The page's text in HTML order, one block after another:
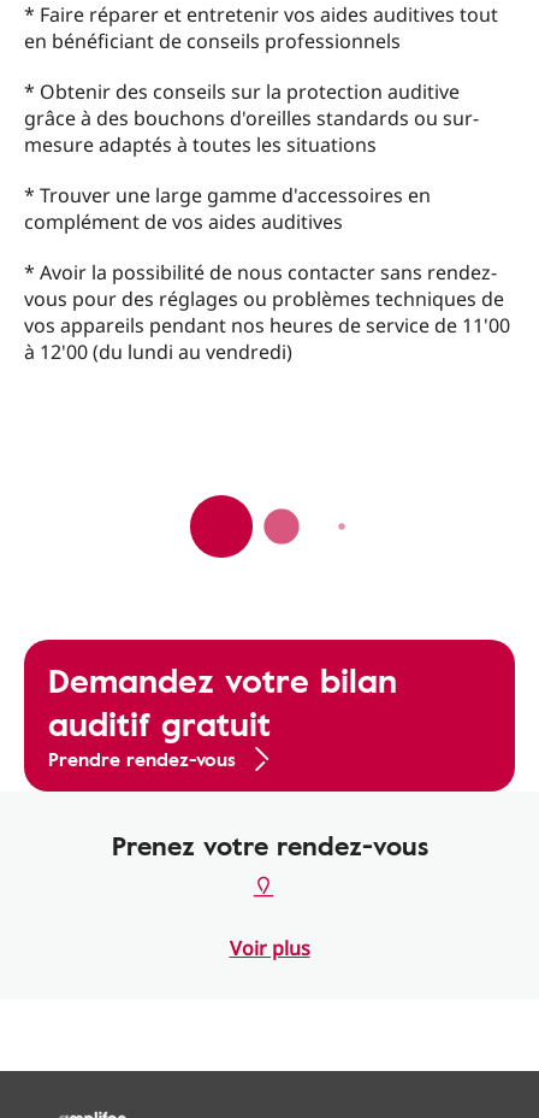
* Faire réparer et entretenir vos aides auditives tout
en bénéficiant de conseils professionnels
* Obtenir des conseils sur la protection auditive
grâce à des bouchons d'oreilles standards ou sur-
mesure adaptés à toutes les situations
* Trouver une large gamme d'accessoires en
complément de vos aides auditives
* Avoir la possibilité de nous contacter sans rendez-
vous pour des réglages ou problèmes techniques de
vos appareils pendant nos heures de service de 11'00
à 12'00 (du lundi au vendredi)
Demandez votre bilan
auditif gratuit
Prendre rendez-vous
Prenez votre rendez-vous
Voir plus